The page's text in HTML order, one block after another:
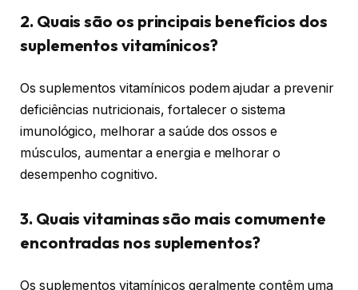
2. Quais são os principais benefícios dos
suplementos vitamínicos?
Os suplementos vitamínicos podem ajudar a prevenir
deficiências nutricionais, fortalecer o sistema
imunológico, melhorar a saúde dos ossos e
músculos, aumentar a energia e melhorar o
desempenho cognitivo.
3. Quais vitaminas são mais comumente
encontradas nos suplementos?
Os suplementos vitamínicos geralmente contêm uma